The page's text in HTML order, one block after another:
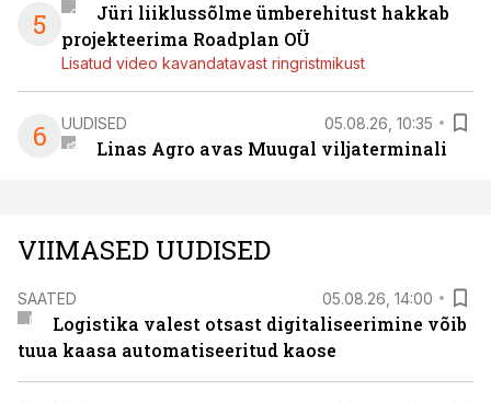
5
Jüri liiklussõlme ümberehitust hakkab
projekteerima Roadplan OÜ
Lisatud video kavandatavast ringristmikust
6 UUDISED 05.08.26, 10:35
Linas Agro avas Muugal viljaterminali
VIIMASED UUDISED
SAATED 05.08.26, 14:00
Logistika valest otsast digitaliseerimine võib
tuua kaasa automatiseeritud kaose